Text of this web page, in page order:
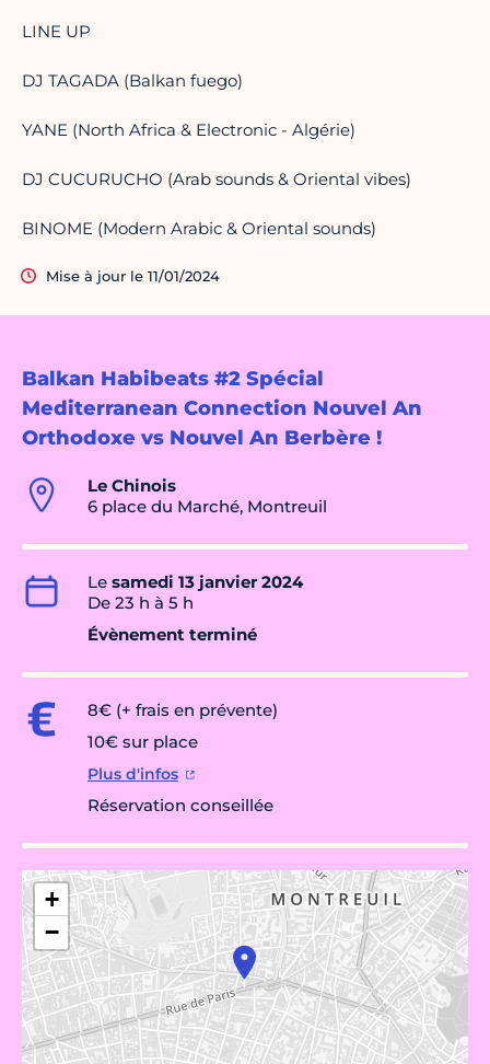
Balkan Habibeats #2 Spécial
Mediterranean Connection Nouvel An
Orthodoxe vs Nouvel An Berbère !
Le Chinois
6 place du Marché, Montreuil
Le samedi 13 janvier 2024
De 23 h à 5 h
Évènement terminé
8€ (+ frais en prévente)
10€ sur place
Plus d'infos
Réservation conseillée
+
−
LINE UP
DJ TAGADA (Balkan fuego)
YANE (North Africa & Electronic - Algérie)
DJ CUCURUCHO (Arab sounds & Oriental vibes)
BINOME (Modern Arabic & Oriental sounds)
Mise à jour le 11/01/2024